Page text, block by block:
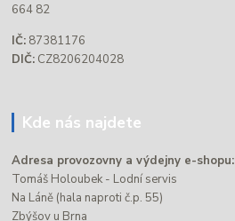
664 82
IČ: 87381176
DIČ: CZ8206204028
Kde nás najdete
Adresa provozovny a výdejny e-shopu:
Tomáš Holoubek - Lodní servis
Na Láně (hala naproti č.p. 55)
Zbýšov u Brna